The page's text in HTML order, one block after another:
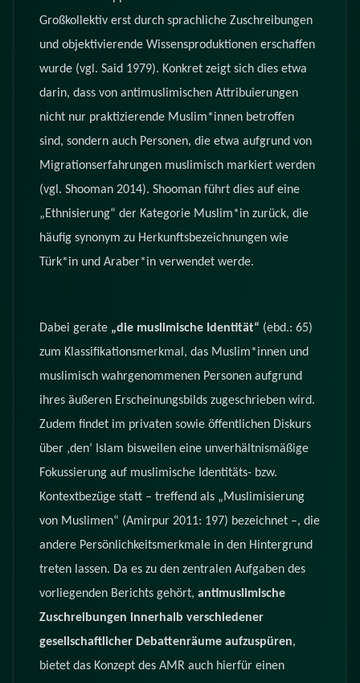
Großkollektiv erst durch sprachliche Zuschreibungen
und objektivierende Wissensproduktionen erschaffen
wurde (vgl. Said 1979). Konkret zeigt sich dies etwa
darin, dass von antimuslimischen Attribuierungen
nicht nur praktizierende Muslim*innen betroffen
sind, sondern auch Personen, die etwa aufgrund von
Migrationserfahrungen muslimisch markiert werden
(vgl. Shooman 2014). Shooman führt dies auf eine
„Ethnisierung“ der Kategorie Muslim*in zurück, die
häufig synonym zu Herkunftsbezeichnungen wie
Türk*in und Araber*in verwendet werde.
Dabei gerate „die muslimische Identität“ (ebd.: 65)
zum Klassifikationsmerkmal, das Muslim*innen und
muslimisch wahrgenommenen Personen aufgrund
ihres äußeren Erscheinungsbilds zugeschrieben wird.
Zudem findet im privaten sowie öffentlichen Diskurs
über ‚den‘ Islam bisweilen eine unverhältnismäßige
Fokussierung auf muslimische Identitäts- bzw.
Kontextbezüge statt – treffend als „Muslimisierung
von Muslimen“ (Amirpur 2011: 197) bezeichnet –, die
andere Persönlichkeitsmerkmale in den Hintergrund
treten lassen. Da es zu den zentralen Aufgaben des
vorliegenden Berichts gehört, antimuslimische
Zuschreibungen innerhalb verschiedener
gesellschaftlicher Debattenräume aufzuspüren,
bietet das Konzept des AMR auch hierfür einen